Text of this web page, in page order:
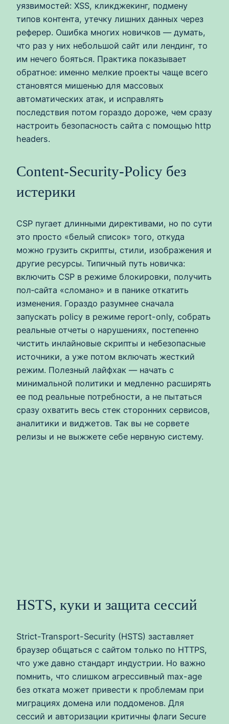
уязвимостей: XSS, кликджекинг, подмену
типов контента, утечку лишних данных через
реферер. Ошибка многих новичков — думать,
что раз у них небольшой сайт или лендинг, то
им нечего бояться. Практика показывает
обратное: именно мелкие проекты чаще всего
становятся мишенью для массовых
автоматических атак, и исправлять
последствия потом гораздо дороже, чем сразу
настроить безопасность сайта с помощью http
headers.
Content-Security-Policy без
истерики
CSP пугает длинными директивами, но по сути
это просто «белый список» того, откуда
можно грузить скрипты, стили, изображения и
другие ресурсы. Типичный путь новичка:
включить CSP в режиме блокировки, получить
пол‑сайта «сломано» и в панике откатить
изменения. Гораздо разумнее сначала
запускать policy в режиме report-only, собрать
реальные отчеты о нарушениях, постепенно
чистить инлайновые скрипты и небезопасные
источники, а уже потом включать жесткий
режим. Полезный лайфхак — начать с
минимальной политики и медленно расширять
ее под реальные потребности, а не пытаться
сразу охватить весь стек сторонних сервисов,
аналитики и виджетов. Так вы не сорвете
релизы и не выжжете себе нервную систему.
HSTS, куки и защита сессий
Strict-Transport-Security (HSTS) заставляет
браузер общаться с сайтом только по HTTPS,
что уже давно стандарт индустрии. Но важно
помнить, что слишком агрессивный max-age
без отката может привести к проблемам при
миграциях домена или поддоменов. Для
сессий и авторизации критичны флаги Secure